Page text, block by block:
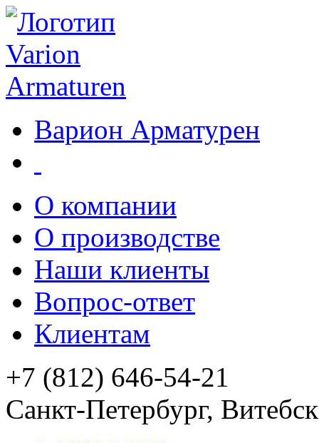
Варион Арматурен
О компании
О производстве
Наши клиенты
Вопрос-ответ
Клиентам
+7 (812) 646-54-21
Санкт-Петербург,